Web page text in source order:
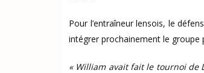
Pour l’entraîneur lensois, le
intégrer prochainement le groupe
« William avait fait le tournoi de